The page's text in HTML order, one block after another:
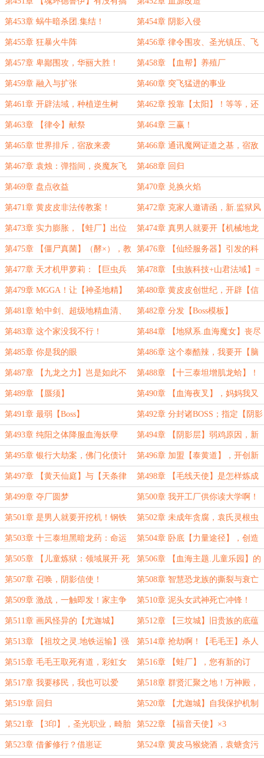
头？！
第453章 蜗牛暗杀团.集结！ 第454章 阴影入侵
第455章 狂暴火牛阵 第456章 律令围攻、圣光镇压、飞
剑旋头
第457章 卑鄙围攻，华丽大胜！ 第458章 【血帮】养殖厂
第459章 融入与扩张 第460章 突飞猛进的事业
第461章 开辟法域，种植逆生树 第462章 投靠【太阳】！等等，还
要纳税？
第463章 【律令】献祭 第464章 三赢！
第465章 世界排斥，宿敌来袭 第466章 通讯魔网证道之基，宿敌
入侵天道外劫
第467章 袁烛：弹指间，炎魔灰飞
烟灭！
第468章 回归
第469章 盘点收益 第470章 兑换火焰
第471章 黄皮皮非法传教案！ 第472章 克家人邀请函，新.监狱风
云！
第473章 实力膨胀，【蛙厂】出位 第474章 真男人就要开【机械地龙
兽】！
第475章 【僵尸真菌】（酵×），教
母！√
第476章 【仙经服务器】引发的科
技爆炸
第477章 天才机甲萝莉：【巨虫兵
+丹鼎+Boss模板】
第478章 【虫族科技+山君法域】=
爆炸式发展！
第479章 MGGA！让【神圣地精】
一族再次伟大！
第480章 黄皮皮创世纪，开辟【信
仰国度】！
第481章 蛤中剑、超级地精血清、
HolyShit！
第482章 分发【Boss模板】
第483章 这个家没我不行！ 第484章 【地狱系.血海魔女】丧尽
天良！
第485章 你是我的眼 第486章 这个泰酷辣，我要开【脑
洞】，造福众生！
第487章 【九龙之力】岂是如此不
便之物？
第488章 【十三泰坦增肌龙蛤】！
第489章 【蜃须】 第490章 【血海夜叉】，妈妈我又
恋爱了！
第491章 最弱【Boss】 第492章 分封诸BOSS；指定【阴影
灵根】
第493章 纯阳之体降服血海妖孽 第494章 【阴影层】弱鸡原因，新
的战场【灵界层】
第495章 银行大劫案，佛门化债计
划
第496章 加盟【泰黄道】，开创新
未来！
第497章 【黄天仙庭】与【天条律
令】
第498章 【毛线天使】是怎样炼成
的？
第499章 夺厂圆梦 第500章 我开工厂供你读大学啊！
第501章 是男人就要开挖机！钢铁
地龙兽！
第502章 未成年贪腐，袁氏灵根虫
第503章 十三泰坦黑暗龙药：命运
交汇，逆转未来
第504章 卧底【力量途径】，创造
【阴影仙法】
第505章 【儿童炼狱：领域展开·死
灭回游充气城堡！】
第506章 【血海主题.儿童乐园】的
正确展开方式
第507章 召唤，阴影信使！ 第508章 智慧恐龙族的撕裂与衰亡
第509章 激战，一触即发！家主争
霸
第510章 泥头女武神死亡冲锋！
第511章 画风怪异的【尤迦城】 第512章 【三坟城】旧贵族的底蕴
第513章 【祖坟之灵.地铁运输】强
行转职【黄金酒店】
第514章 抢劫啊！【毛毛王】杀人
啦！
第515章 毛毛王取死有道，彩虹女
侠跨界执法
第516章 【蛙厂】，您有新的订
单！
第517章 我要移民，我也可以爱
【尤迦】！
第518章 群贤汇聚之地！万神殿，
尤迦城。
第519章 回归 第520章 【尤迦城】自我保护机制
第521章 【3印】，圣光职业，畸胎 第522章 【福音天使】×3
第523章 借爹修行？借崽证 第524章 黄皮马猴烧酒，袁螗贪污